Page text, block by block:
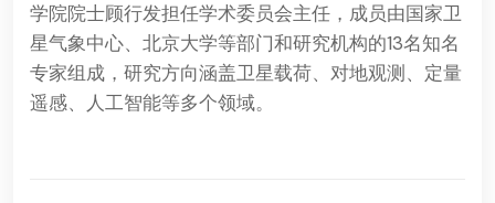
学院院士顾行发担任学术委员会主任，成员由国家卫
星气象中心、北京大学等部门和研究机构的13名知名
专家组成，研究方向涵盖卫星载荷、对地观测、定量
遥感、人工智能等多个领域。